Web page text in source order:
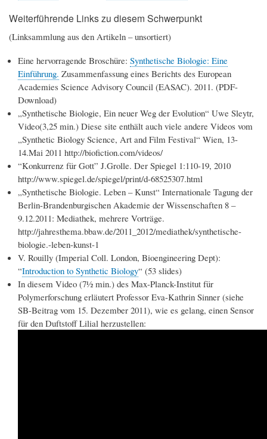
Weiterführende Links zu diesem Schwerpunkt
(Linksammlung aus den Artikeln – unsortiert)
Eine hervorragende Broschüre: Synthetische Biologie: Eine
Einführung. Zusammenfassung eines Berichts des European
Academies Science Advisory Council (EASAC). 2011. (PDF-
Download)
„Synthetische Biologie, Ein neuer Weg der Evolution“ Uwe Sleytr,
Video(3,25 min.) Diese site enthält auch viele andere Videos vom
„Synthetic Biology Science, Art and Film Festival“ Wien, 13-
14.Mai 2011 http://biofiction.com/videos/
“Konkurrenz für Gott” J.Grolle. Der Spiegel 1:110-19, 2010
http://www.spiegel.de/spiegel/print/d-68525307.html
„Synthetische Biologie. Leben – Kunst“ Internationale Tagung der
Berlin-Brandenburgischen Akademie der Wissenschaften 8 –
9.12.2011: Mediathek, mehrere Vorträge.
http://jahresthema.bbaw.de/2011_2012/mediathek/synthetische-
biologie.-leben-kunst-1
V. Rouilly (Imperial Coll. London, Bioengineering Dept):
“Introduction to Synthetic Biology“ (53 slides)
In diesem Video (7½ min.) des Max-Planck-Institut für
Polymerforschung erläutert Professor Eva-Kathrin Sinner (siehe
SB-Beitrag vom 15. Dezember 2011), wie es gelang, einen Sensor
für den Duftstoff Lilial herzustellen: